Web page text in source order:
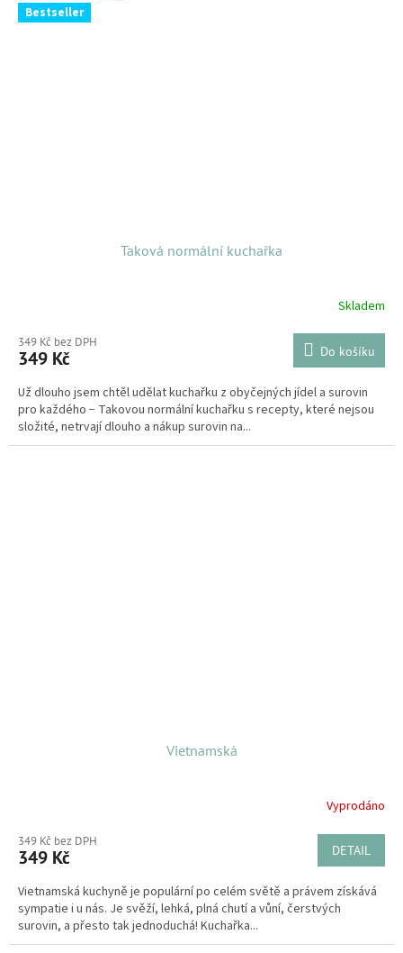
Bestseller
Taková normální kuchařka
Skladem
349 Kč bez DPH
349 Kč Do košíku
Už dlouho jsem chtěl udělat kuchařku z obyčejných jídel a surovin
pro každého − Takovou normální kuchařku s recepty, které nejsou
složité, netrvají dlouho a nákup surovin na...
Vietnamská
Vyprodáno
349 Kč bez DPH
349 Kč DETAIL
Vietnamská kuchyně je populární po celém světě a právem získává
sympatie i u nás. Je svěží, lehká, plná chutí a vůní, čerstvých
surovin, a přesto tak jednoduchá! Kuchařka...